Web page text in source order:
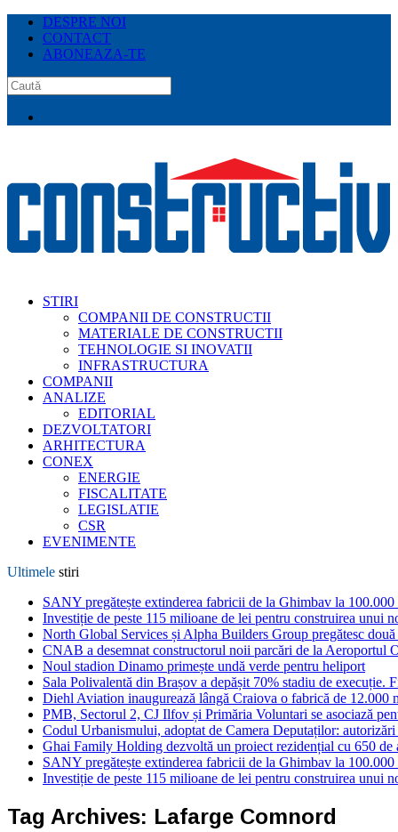
DESPRE NOI
CONTACT
ABONEAZA-TE
STIRI
COMPANII DE CONSTRUCTII
MATERIALE DE CONSTRUCTII
TEHNOLOGIE SI INOVATII
INFRASTRUCTURA
COMPANII
ANALIZE
EDITORIAL
DEZVOLTATORI
ARHITECTURA
CONEX
ENERGIE
FISCALITATE
LEGISLATIE
CSR
EVENIMENTE
Ultimele stiri
SANY pregătește extinderea fabricii de la Ghimbav la 100.000
Investiție de peste 115 milioane de lei pentru construirea unui
North Global Services și Alpha Builders Group pregătesc
CNAB a desemnat constructorul noii parcări de la Aeroportul
Noul stadion Dinamo primește undă verde pentru heliport
Sala Polivalentă din Brașov a depășit 70% stadiu de execuție.
Diehl Aviation inaugurează lângă Craiova o fabrică de 12.000
PMB, Sectorul 2, CJ Ilfov și Primăria Voluntari se asociază
Codul Urbanismului, adoptat de Camera Deputaților:
Ghai Family Holding dezvoltă un proiect rezidențial cu 650 de
SANY pregătește extinderea fabricii de la Ghimbav la 100.000
Investiție de peste 115 milioane de lei pentru construirea unui
Tag Archives: Lafarge Comnord